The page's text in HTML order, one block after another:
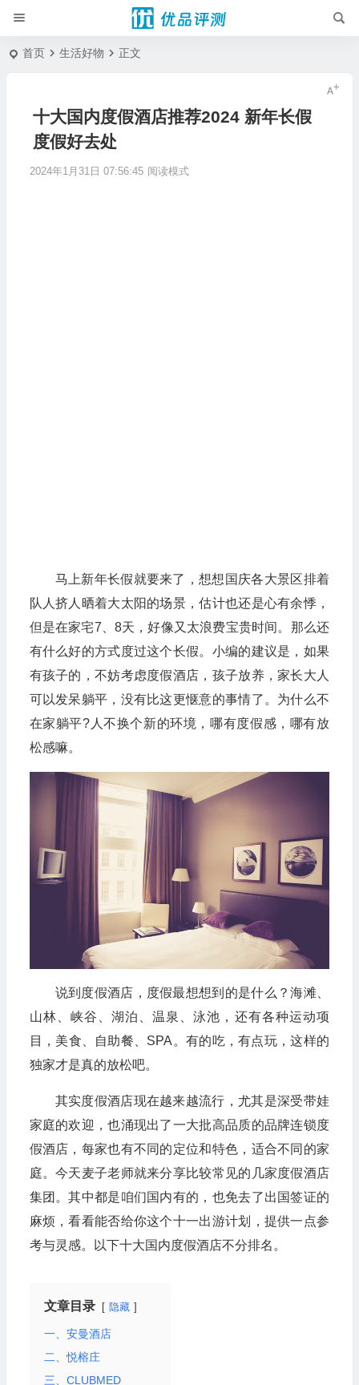
首页 生活好物 正文
十大国内度假酒店推荐2024 新年长假
度假好去处
2024年1月31日 07:56:45 阅读模式
马上新年长假就要来了，想想国庆各大景区排着
队人挤人晒着大太阳的场景，估计也还是心有余悸，
但是在家宅7、8天，好像又太浪费宝贵时间。那么还
有什么好的方式度过这个长假。小编的建议是，如果
有孩子的，不妨考虑度假酒店，孩子放养，家长大人
可以发呆躺平，没有比这更惬意的事情了。为什么不
在家躺平?人不换个新的环境，哪有度假感，哪有放
松感嘛。
说到度假酒店，度假最想想到的是什么？海滩、
山林、峡谷、湖泊、温泉、泳池，还有各种运动项
目，美食、自助餐、SPA。有的吃，有点玩，这样的
独家才是真的放松吧。
其实度假酒店现在越来越流行，尤其是深受带娃
家庭的欢迎，也涌现出了一大批高品质的品牌连锁度
假酒店，每家也有不同的定位和特色，适合不同的家
庭。今天麦子老师就来分享比较常见的几家度假酒店
集团。其中都是咱们国内有的，也免去了出国签证的
麻烦，看看能否给你这个十一出游计划，提供一点参
考与灵感。以下十大国内度假酒店不分排名。
文章目录 隐藏
一、安曼酒店
二、悦榕庄
三、CLUBMED